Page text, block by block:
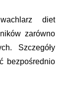
diet
zarówno
Szczegóły
bezpośrednio